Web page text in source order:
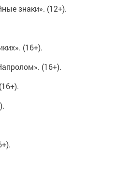
знаки». (12+).
(16+).
(16+).